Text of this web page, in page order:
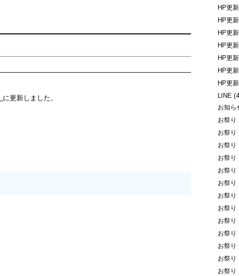
に更新しました。
HP更
HP更
HP更
HP更
HP更
HP更
HP更
LINE
お知ら
お祭り
お祭り
お祭り
お祭り
お祭り
お祭り
お祭り
お祭り
お祭り
お祭り
お祭り
お祭り
お祭り